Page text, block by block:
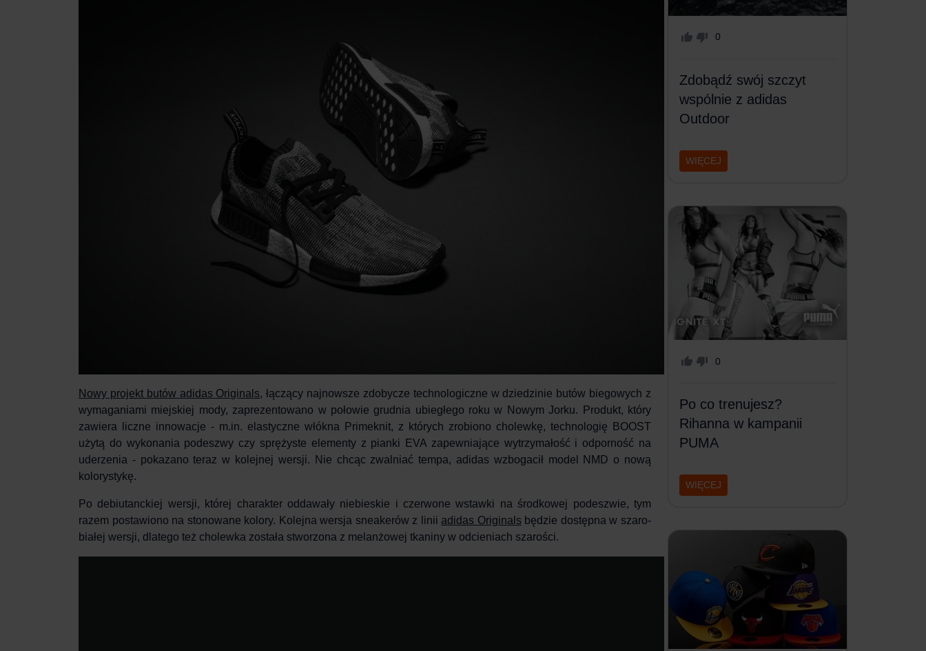
Nowy projekt butów adidas Originals, łączący najnowsze zdobycze technologiczne w dziedzinie butów biegowych z
wymaganiami miejskiej mody, zaprezentowano w połowie grudnia ubiegłego roku w Nowym Jorku. Produkt, który
zawiera liczne innowacje - m.in. elastyczne włókna Primeknit, z których zrobiono cholewkę, technologię BOOST
użytą do wykonania podeszwy czy sprężyste elementy z pianki EVA zapewniające wytrzymałość i odporność na
uderzenia - pokazano teraz w kolejnej wersji. Nie chcąc zwalniać tempa, adidas wzbogacił model NMD o nową
kolorystykę.
Po debiutanckiej wersji, której charakter oddawały niebieskie i czerwone wstawki na środkowej podeszwie, tym
razem postawiono na stonowane kolory. Kolejna wersja sneakerów z linii adidas Originalsbędzie dostępna w szaro-
białej wersji, dlatego też cholewka została stworzona z melanżowej tkaniny w odcieniach szarości.
0
Zdobądź swój szczyt
wspólnie z adidas
Outdoor
WIĘCEJ
0
Po co trenujesz?
Rihanna w kampanii
PUMA
WIĘCEJ